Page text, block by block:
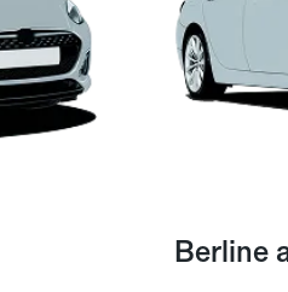
Berline